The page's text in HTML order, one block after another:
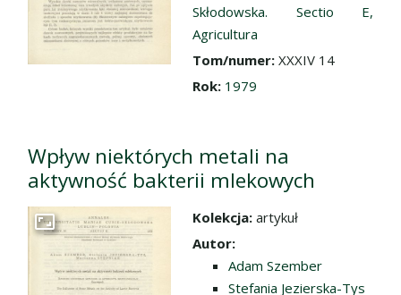
Skłodowska. Sectio E,
Agricultura
Tom/numer: XXXIV 14
Rok: 1979
Wpływ niektórych metali na
aktywność bakterii mlekowych
Przejdź do zbioru
Kolekcja: artykuł
Autor:
Adam Szember
Stefania Jezierska-Tys